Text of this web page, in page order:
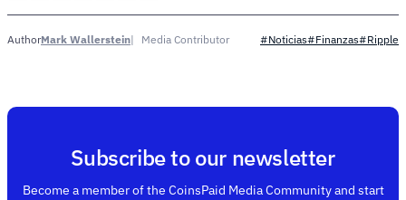
AuthorMark Wallerstein Media Contributor #Noticias#Finanzas#Ripple
Subscribe to our newsletter
Become a member of the CoinsPaid Media Community and start